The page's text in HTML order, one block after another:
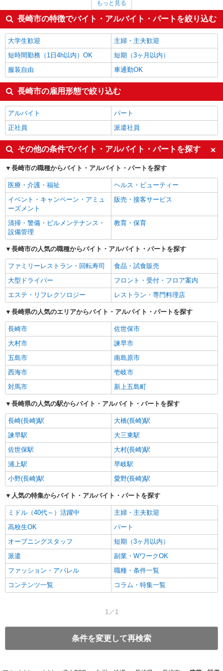
その他販売・サービス1,276円
フォークリフト 1,250円
介護職・ヘルパー1,244円
長崎市の他の職種の平均時給を見る
もっと見る
長崎市の特徴でバイト・アルバイト・パートを絞り込む
大学生歓迎
主婦・主夫歓迎
短時間勤務（1日4h以内）OK
短期（3ヶ月以内）
服装自由
車通勤OK
長崎市の雇用形態で絞り込む
アルバイト
パート
正社員
派遣社員
その他の条件でバイト・アルバイト・パートを探す
長崎市の職種からバイト・アルバイト・パートを探す
医療・介護・福祉
ヘルス・ビューティー
イベント・キャンペーン・アミュ
ーズメント
販売・接客サービス
清掃・警備・ビルメンテナンス・
設備管理
教育・保育
長崎市の人気の職種からバイト・アルバイト・パートを探す
ファミリーレストラン・回転寿司
食品・試食販売
大型ドライバー
フロント・受付・フロア案内
エステ・リフレクソロジー
レストラン・専門料理店
長崎県の人気のエリアからバイト・アルバイト・パートを探す
長崎市
佐世保市
大村市
諫早市
五島市
南島原市
西海市
壱岐市
対馬市
新上五島町
長崎県の人気の駅からバイト・アルバイト・パートを探す
長崎(長崎)駅
大橋(長崎)駅
諫早駅
大三東駅
佐世保駅
大村(長崎)駅
浦上駅
早岐駅
小野(長崎)駅
愛野(長崎)駅
人気の特集からバイト・アルバイト・パートを探す
ミドル（40代～）活躍中
主婦・主夫歓迎
高校生OK
パート
オープニングスタッフ
短期（3ヶ月以内）
派遣
副業・WワークOK
ファッション・アパレル
職種・条件一覧
コンテンツ一覧
コラム・特集一覧
1／1
条件を変更して再検索